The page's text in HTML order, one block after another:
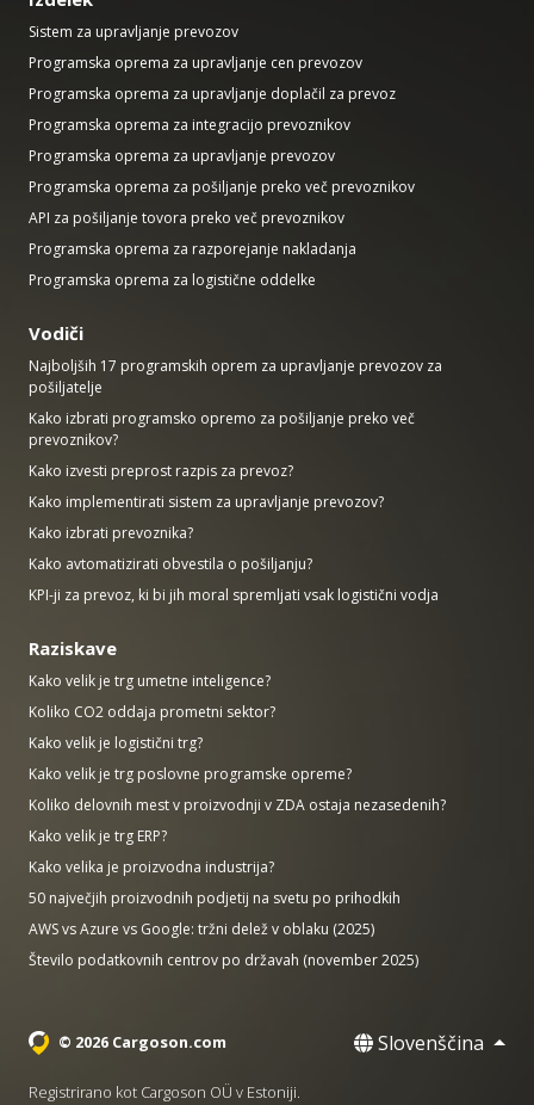
Sistem za upravljanje prevozov
Programska oprema za upravljanje cen prevozov
Programska oprema za upravljanje doplačil za prevoz
Programska oprema za integracijo prevoznikov
Programska oprema za upravljanje prevozov
Programska oprema za pošiljanje preko več prevoznikov
API za pošiljanje tovora preko več prevoznikov
Programska oprema za razporejanje nakladanja
Programska oprema za logistične oddelke
Vodiči
Najboljših 17 programskih oprem za upravljanje prevozov za
pošiljatelje
Kako izbrati programsko opremo za pošiljanje preko več
prevoznikov?
Kako izvesti preprost razpis za prevoz?
Kako implementirati sistem za upravljanje prevozov?
Kako izbrati prevoznika?
Kako avtomatizirati obvestila o pošiljanju?
KPI-ji za prevoz, ki bi jih moral spremljati vsak logistični vodja
Raziskave
Kako velik je trg umetne inteligence?
Koliko CO2 oddaja prometni sektor?
Kako velik je logistični trg?
Kako velik je trg poslovne programske opreme?
Koliko delovnih mest v proizvodnji v ZDA ostaja nezasedenih?
Kako velik je trg ERP?
Kako velika je proizvodna industrija?
50 največjih proizvodnih podjetij na svetu po prihodkih
AWS vs Azure vs Google: tržni delež v oblaku (2025)
Število podatkovnih centrov po državah (november 2025)
© 2026 Cargoson.com Slovenščina
Registrirano kot Cargoson OÜ v Estoniji.